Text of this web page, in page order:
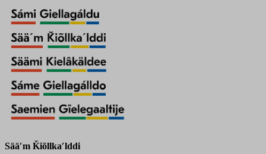
Sääʹm Ǩiõllkaʹlddi